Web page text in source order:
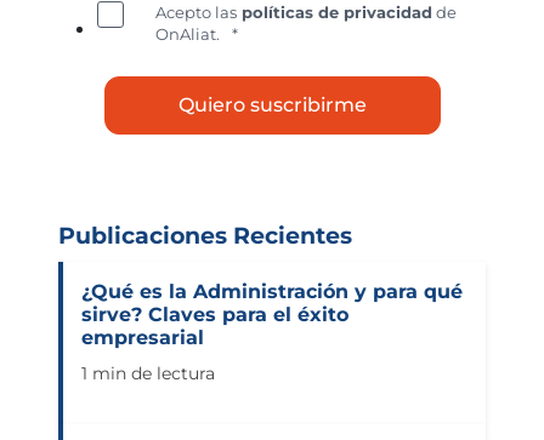
Acepto las políticas de privacidad de
OnAliat.
*
Publicaciones Recientes
¿Qué es la Administración y para qué
sirve? Claves para el éxito
empresarial
1 min de lectura